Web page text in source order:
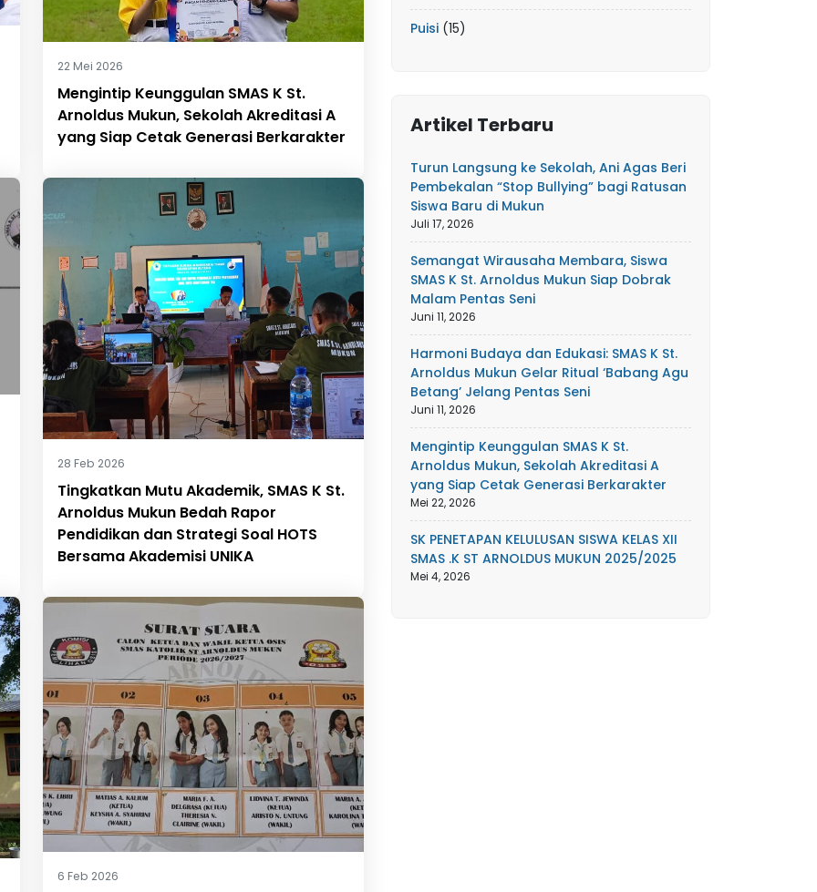
22 Mei 2026
Mengintip Keunggulan SMAS K St.
Arnoldus Mukun, Sekolah Akreditasi A
yang Siap Cetak Generasi Berkarakter
28 Feb 2026
Tingkatkan Mutu Akademik, SMAS K St.
Arnoldus Mukun Bedah Rapor
Pendidikan dan Strategi Soal HOTS
Bersama Akademisi UNIKA
6 Feb 2026
Puisi (15)
Artikel Terbaru
Turun Langsung ke Sekolah, Ani Agas Beri
Pembekalan “Stop Bullying” bagi Ratusan
Siswa Baru di Mukun
Juli 17, 2026
Semangat Wirausaha Membara, Siswa
SMAS K St. Arnoldus Mukun Siap Dobrak
Malam Pentas Seni
Juni 11, 2026
Harmoni Budaya dan Edukasi: SMAS K St.
Arnoldus Mukun Gelar Ritual ‘Babang Agu
Betang’ Jelang Pentas Seni
Juni 11, 2026
Mengintip Keunggulan SMAS K St.
Arnoldus Mukun, Sekolah Akreditasi A
yang Siap Cetak Generasi Berkarakter
Mei 22, 2026
SK PENETAPAN KELULUSAN SISWA KELAS XII
SMAS .K ST ARNOLDUS MUKUN 2025/2025
Mei 4, 2026